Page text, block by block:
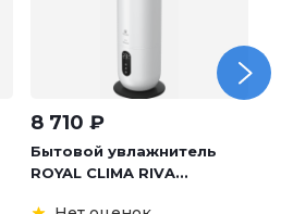
8 710 ₽
Бытовой увлажнитель
ROYAL CLIMA RIVA...